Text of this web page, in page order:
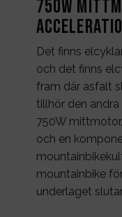
750W
Det finns
och det finns
fram där asfalt
tillhör den
750W
och en
mountainbike
underlaget